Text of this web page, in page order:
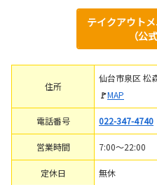
テイクアウト
（公
住所
仙台市泉区 松
🚩MAP
電話番号 022-347-4740
営業時間 7:00～22:00
定休日 無休